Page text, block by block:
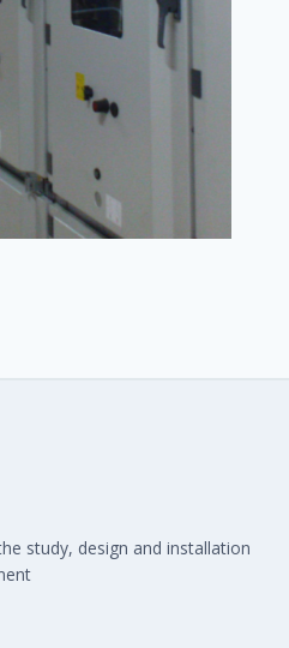
study, design and installation